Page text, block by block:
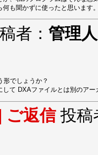
何も聞かずに使ったと思います
者： 管理人
形でしょうか？
て DXAファイルとは別のア
ご返信投稿